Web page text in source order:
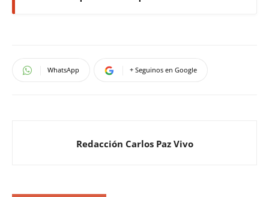
WhatsApp + Seguinos en Google
Redacción Carlos Paz Vivo